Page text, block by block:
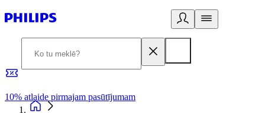
10% atlaide pirmajam pasūtījumam